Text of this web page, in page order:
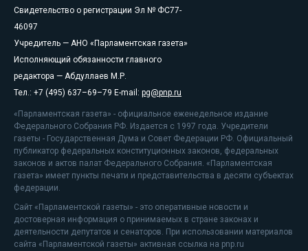
Свидетельство о регистрации Эл № ФС77-
46097
Учредитель — АНО «Парламентская газета»
Исполняющий обязанности главного
редактора — Абдуллаев М.Р.
Тел.: +7 (495) 637–69–79 E-mail: pg@pnp.ru
«Парламентская газета» - официальное еженедельное издание
Федерального Собрания РФ. Издается с 1997 года. Учредители
газеты - Государственная Дума и Совет Федерации РФ. Официальный
публикатор федеральных конституционных законов, федеральных
законов и актов палат Федерального Собрания. «Парламентская
газета» имеет пункты печати и представительства в десяти субъектах
федерации.
Сайт «Парламентской газеты» - это оперативные новости и
достоверная информация о принимаемых в стране законах и
деятельности депутатов и сенаторов. При использовании материалов
сайта «Парламентской газеты» активная ссылка на pnp.ru